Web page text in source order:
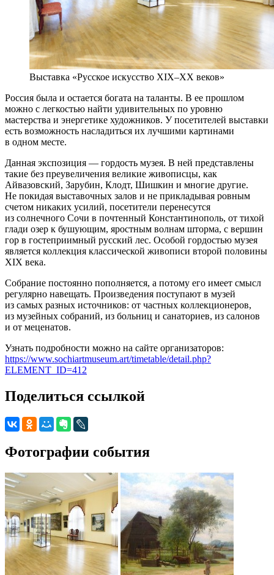
Выставка «Русское искусство XIX–XX веков»
Россия была и остается богата на таланты. В ее прошлом
можно с легкостью найти удивительных по уровню
мастерства и энергетике художников. У посетителей выставки
есть возможность насладиться их лучшими картинами
в одном месте.
Данная экспозиция — гордость музея. В ней представлены
такие без преувеличения великие живописцы, как
Айвазовский, Зарубин, Клодт, Шишкин и многие другие.
Не покидая выставочных залов и не прикладывая ровным
счетом никаких усилий, посетители перенесутся
из солнечного Сочи в почтенный Константинополь, от тихой
глади озер к бушующим, яростным волнам шторма, с вершин
гор в гостеприимный русский лес. Особой гордостью музея
является коллекция классической живописи второй половины
XIX века.
Собрание постоянно пополняется, а потому его имеет смысл
регулярно навещать. Произведения поступают в музей
из самых разных источников: от частных коллекционеров,
из музейных собраний, из больниц и санаториев, из салонов
и от меценатов.
Узнать подробности можно на сайте организаторов:
https://www.sochiartmuseum.art/timetable/detail.php?
ELEMENT_ID=412
Поделиться ссылкой
Фотографии события